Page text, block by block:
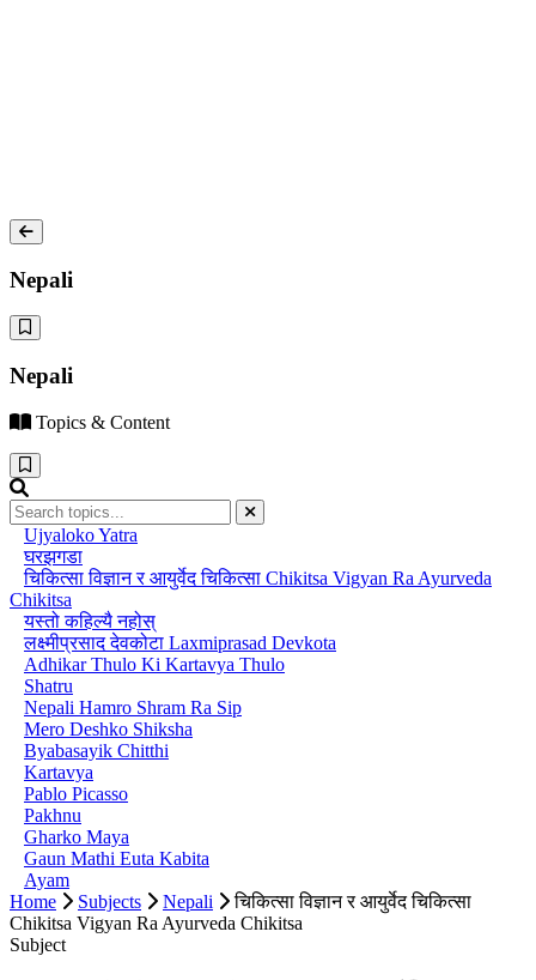
Nepali
Nepali
Topics & Content
Ujyaloko Yatra
घरझगडा
चिकित्सा विज्ञान र आयुर्वेद चिकित्सा Chikitsa Vigyan Ra Ayurveda
Chikitsa
यस्तो कहिल्यै नहोस्
लक्ष्मीप्रसाद देवकोटा Laxmiprasad Devkota
Adhikar Thulo Ki Kartavya Thulo
Shatru
Nepali Hamro Shram Ra Sip
Mero Deshko Shiksha
Byabasayik Chitthi
Kartavya
Pablo Picasso
Pakhnu
Gharko Maya
Gaun Mathi Euta Kabita
Ayam
Home
Subjects Nepali
चिकित्सा विज्ञान र आयुर्वेद चिकित्सा
Chikitsa Vigyan Ra Ayurveda Chikitsa
Subject